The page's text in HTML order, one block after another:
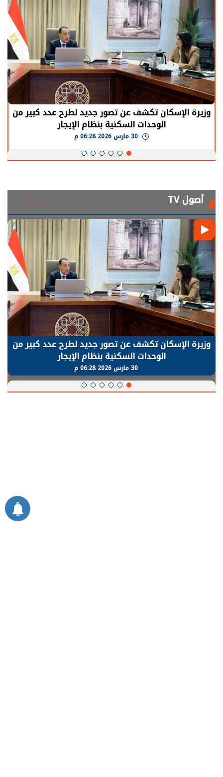
وزيرة الإسكان تكشف عن تصور جديد لطرح عدد كبير من
الوحدات السكنية بنظام الإيجار
أصول TV
وزيرة الإسكان تكشف عن تصور جديد لطرح عدد كبير من
الوحدات السكنية بنظام الإيجار